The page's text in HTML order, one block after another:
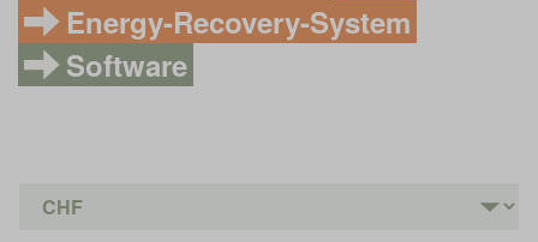
Energy-Recovery-System
Software